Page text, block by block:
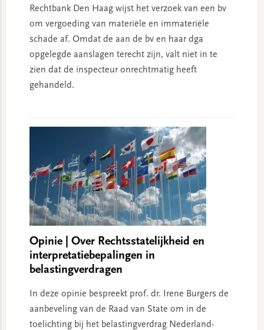
Rechtbank Den Haag wijst het verzoek van een bv
om vergoeding van materiële en immateriële
schade af. Omdat de aan de bv en haar dga
opgelegde aanslagen terecht zijn, valt niet in te
zien dat de inspecteur onrechtmatig heeft
gehandeld.
Opinie | Over Rechtsstatelijkheid en
interpretatiebepalingen in
belastingverdragen
In deze opinie bespreekt prof. dr. Irene Burgers de
aanbeveling van de Raad van State om in de
toelichting bij het belastingverdrag Nederland-